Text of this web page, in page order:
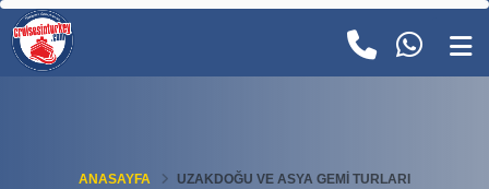
ANASAYFA UZAKDOĞU VE ASYA GEMI TURLARI